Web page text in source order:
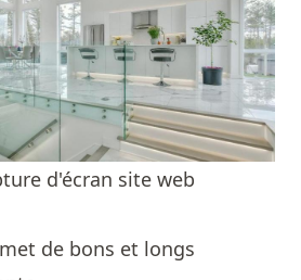
d'écran site web
de bons et longs